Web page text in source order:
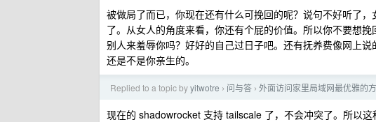
被做局了而已，你现在还有什么可挽回的呢？说句不好听了
了。从女人的角度来看，你还有个屁的价值。所以你不要想
别人来羞辱你吗？好好的自己过日子吧。还有抚养费像网上
还是不是你亲生的。
Replied to a topic byyitwotre › 问与答 › 外面访问家里局域网最优雅的方
现在的 shadowrocket 支持 tailscale 了，不会冲突了。所以这